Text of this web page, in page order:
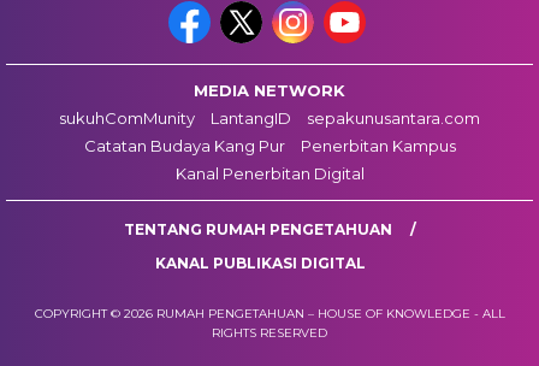
MEDIA NETWORK
sukuhComMunity
LantangID
sepakunusantara.com
Catatan Budaya Kang Pur
Penerbitan Kampus
Kanal Penerbitan Digital
TENTANG RUMAH PENGETAHUAN
KANAL PUBLIKASI DIGITAL
COPYRIGHT © 2026 RUMAH PENGETAHUAN – HOUSE OF KNOWLEDGE - ALL
RIGHTS RESERVED